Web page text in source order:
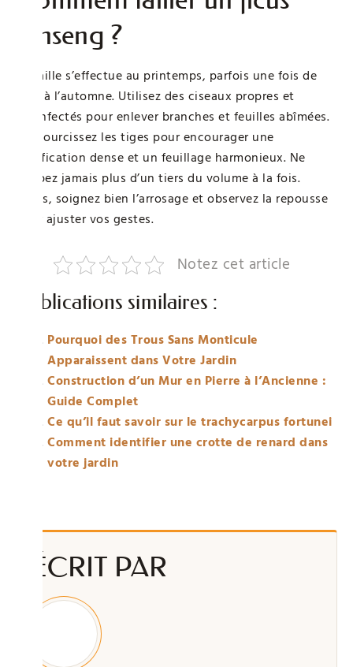
ginseng ?
La taille s’effectue au printemps, parfois une fois de
plus à l’automne. Utilisez des ciseaux propres et
désinfectés pour enlever branches et feuilles abîmées.
Raccourcissez les tiges pour encourager une
ramification dense et un feuillage harmonieux. Ne
coupez jamais plus d’un tiers du volume à la fois.
Après, soignez bien l’arrosage et observez la repousse
pour ajuster vos gestes.
Notez cet article
Publications similaires :
Pourquoi des Trous Sans Monticule
Apparaissent dans Votre Jardin
Construction d’un Mur en Pierre à l’Ancienne :
Guide Complet
Ce qu’il faut savoir sur le trachycarpus fortunei
Comment identifier une crotte de renard dans
votre jardin
ÉCRIT PAR